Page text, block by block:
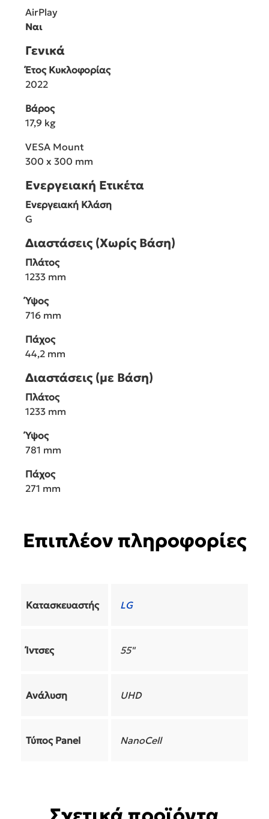
AirPlay
Ναι
Γενικά
Έτος Κυκλοφορίας
2022
Βάρος
17,9 kg
VESA Mount
300 x 300 mm
Ενεργειακή Ετικέτα
Ενεργειακή Κλάση
G
Διαστάσεις (Χωρίς Βάση)
Πλάτος
1233 mm
Ύψος
716 mm
Πάχος
44,2 mm
Διαστάσεις (με Βάση)
Πλάτος
1233 mm
Ύψος
781 mm
Πάχος
271 mm
Επιπλέον πληροφορίες
Κατασκευαστής LG
Ίντσες 55"
Ανάλυση UHD
Τύπος Panel NanoCell